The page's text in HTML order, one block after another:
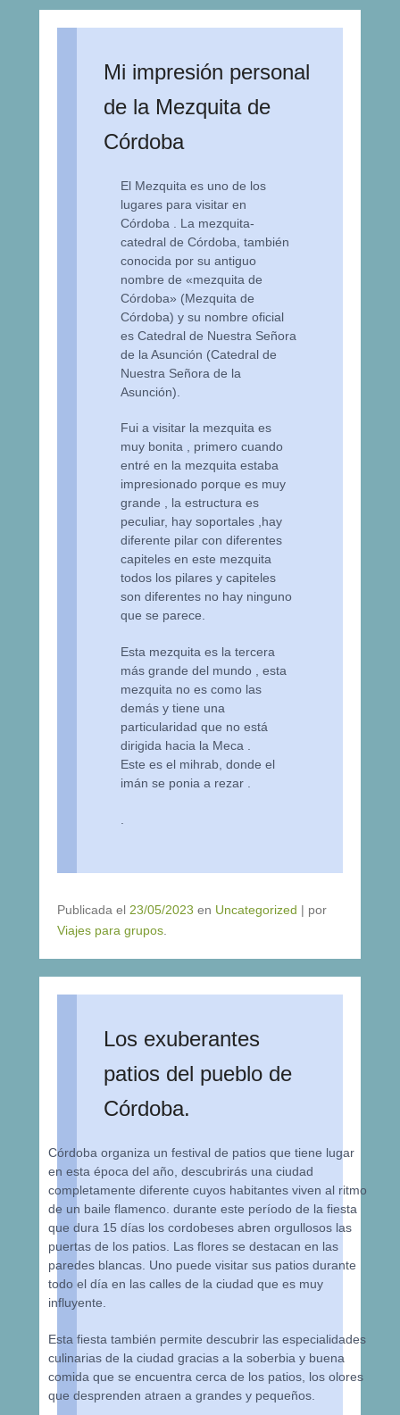
Mi impresión personal
de la Mezquita de
Córdoba
El Mezquita es uno de los
lugares para visitar en
Córdoba . La mezquita-
catedral de Córdoba, también
conocida por su antiguo
nombre de «mezquita de
Córdoba» (Mezquita de
Córdoba) y su nombre oficial
es Catedral de Nuestra Señora
de la Asunción (Catedral de
Nuestra Señora de la
Asunción).
Fui a visitar la mezquita es
muy bonita , primero cuando
entré en la mezquita estaba
impresionado porque es muy
grande , la estructura es
peculiar, hay soportales ,hay
diferente pilar con diferentes
capiteles en este mezquita
todos los pilares y capiteles
son diferentes no hay ninguno
que se parece.
Esta mezquita es la tercera
más grande del mundo , esta
mezquita no es como las
demás y tiene una
particularidad que no está
dirigida hacia la Meca .
Este es el mihrab, donde el
imán se ponia a rezar .
Publicada el 23/05/2023 en Uncategorized | por
Viajes para grupos
Los exuberantes
patios del pueblo de
Córdoba.
Córdoba organiza un festival de patios que tiene lugar
en esta época del año, descubrirás una ciudad
completamente diferente cuyos habitantes viven al ritmo
de un baile flamenco. durante este período de la fiesta
que dura 15 días los cordobeses abren orgullosos las
puertas de los patios. Las flores se destacan en las
paredes blancas. Uno puede visitar sus patios durante
todo el día en las calles de la ciudad que es muy
influyente.
Esta fiesta también permite descubrir las especialidades
culinarias de la ciudad gracias a la soberbia y buena
comida que se encuentra cerca de los patios, los olores
que desprenden atraen a grandes y pequeños.